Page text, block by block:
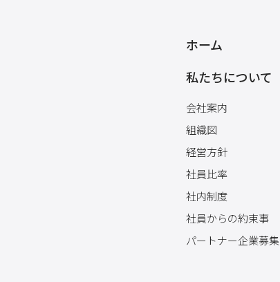
ホーム
私たちについて
会社案内
組織図
経営方針
社員比率
社内制度
社員からの約束事
パートナー企業募集